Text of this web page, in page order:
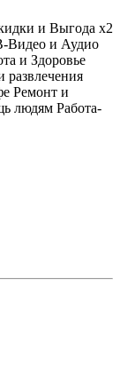
и Выгода x2
Видео и Аудио
и Здоровье
развлечения
Ремонт и
людям Работа-